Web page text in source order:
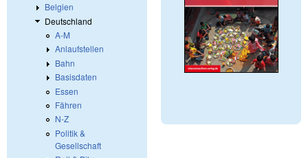
Belgien
Deutschland
A-M
Anlaufstellen
Bahn
Basisdaten
Essen
Fähren
N-Z
Politik &
Gesellschaft